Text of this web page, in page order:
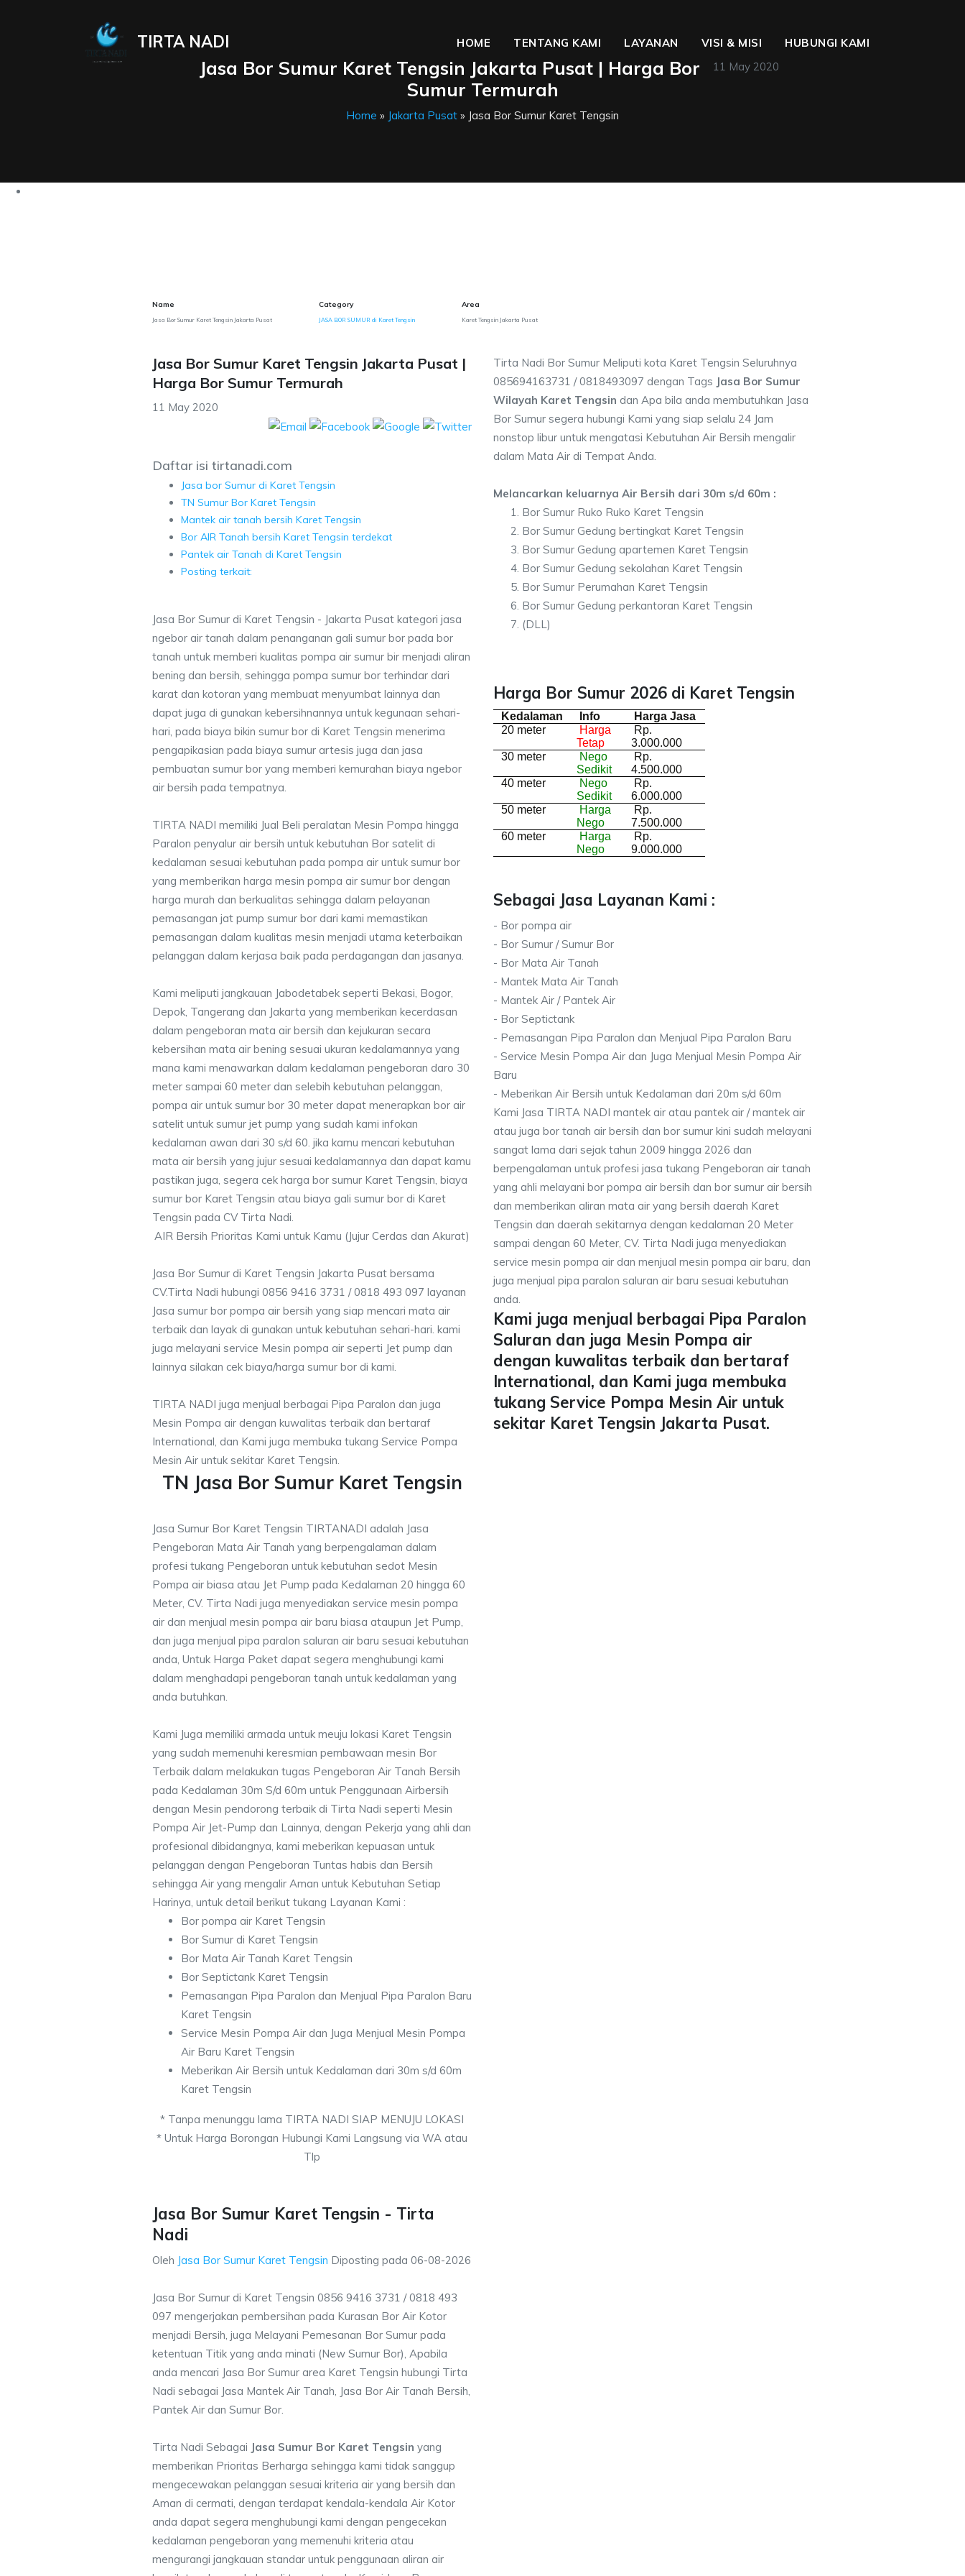
TIRTA NADI HOME TENTANG KAMI LAYANAN VISI & MISI
HUBUNGI KAMI
11 May 2020
Jasa Bor Sumur Karet Tengsin Jakarta Pusat | Harga Bor
Sumur Termurah
Home » Jakarta Pusat » Jasa Bor Sumur Karet Tengsin
Name
Jasa Bor Sumur Karet Tengsin Jakarta Pusat
Category
JASA BOR SUMUR di Karet Tengsin
Area
Karet Tengsin Jakarta Pusat
Jasa Bor Sumur Karet Tengsin Jakarta Pusat |
Harga Bor Sumur Termurah
11 May 2020
Daftar isi tirtanadi.com
Jasa bor Sumur di Karet Tengsin
TN Sumur Bor Karet Tengsin
Mantek air tanah bersih Karet Tengsin
Bor AIR Tanah bersih Karet Tengsin terdekat
Pantek air Tanah di Karet Tengsin
Posting terkait:
Jasa Bor Sumur di Karet Tengsin - Jakarta Pusat kategori jasa
ngebor air tanah dalam penanganan gali sumur bor pada bor
tanah untuk memberi kualitas pompa air sumur bir menjadi aliran
bening dan bersih, sehingga pompa sumur bor terhindar dari
karat dan kotoran yang membuat menyumbat lainnya dan
dapat juga di gunakan kebersihnannya untuk kegunaan sehari-
hari, pada biaya bikin sumur bor di Karet Tengsin menerima
pengapikasian pada biaya sumur artesis juga dan jasa
pembuatan sumur bor yang memberi kemurahan biaya ngebor
air bersih pada tempatnya.
TIRTA NADI memiliki Jual Beli peralatan Mesin Pompa hingga
Paralon penyalur air bersih untuk kebutuhan Bor satelit di
kedalaman sesuai kebutuhan pada pompa air untuk sumur bor
yang memberikan harga mesin pompa air sumur bor dengan
harga murah dan berkualitas sehingga dalam pelayanan
pemasangan jat pump sumur bor dari kami memastikan
pemasangan dalam kualitas mesin menjadi utama keterbaikan
pelanggan dalam kerjasa baik pada perdagangan dan jasanya.
Kami meliputi jangkauan Jabodetabek seperti Bekasi, Bogor,
Depok, Tangerang dan Jakarta yang memberikan kecerdasan
dalam pengeboran mata air bersih dan kejukuran secara
kebersihan mata air bening sesuai ukuran kedalamannya yang
mana kami menawarkan dalam kedalaman pengeboran daro 30
meter sampai 60 meter dan selebih kebutuhan pelanggan,
pompa air untuk sumur bor 30 meter dapat menerapkan bor air
satelit untuk sumur jet pump yang sudah kami infokan
kedalaman awan dari 30 s/d 60. jika kamu mencari kebutuhan
mata air bersih yang jujur sesuai kedalamannya dan dapat kamu
pastikan juga, segera cek harga bor sumur Karet Tengsin, biaya
sumur bor Karet Tengsin atau biaya gali sumur bor di Karet
Tengsin pada CV Tirta Nadi.
AIR Bersih Prioritas Kami untuk Kamu (Jujur Cerdas dan Akurat)
Jasa Bor Sumur di Karet Tengsin Jakarta Pusat bersama
CV.Tirta Nadi hubungi 0856 9416 3731 / 0818 493 097 layanan
Jasa sumur bor pompa air bersih yang siap mencari mata air
terbaik dan layak di gunakan untuk kebutuhan sehari-hari. kami
juga melayani service Mesin pompa air seperti Jet pump dan
lainnya silakan cek biaya/harga sumur bor di kami.
TIRTA NADI juga menjual berbagai Pipa Paralon dan juga
Mesin Pompa air dengan kuwalitas terbaik dan bertaraf
International, dan Kami juga membuka tukang Service Pompa
Mesin Air untuk sekitar Karet Tengsin.
TN Jasa Bor Sumur Karet Tengsin
Jasa Sumur Bor Karet Tengsin TIRTANADI adalah Jasa
Pengeboran Mata Air Tanah yang berpengalaman dalam
profesi tukang Pengeboran untuk kebutuhan sedot Mesin
Pompa air biasa atau Jet Pump pada Kedalaman 20 hingga 60
Meter, CV. Tirta Nadi juga menyediakan service mesin pompa
air dan menjual mesin pompa air baru biasa ataupun Jet Pump,
dan juga menjual pipa paralon saluran air baru sesuai kebutuhan
anda, Untuk Harga Paket dapat segera menghubungi kami
dalam menghadapi pengeboran tanah untuk kedalaman yang
anda butuhkan.
Kami Juga memiliki armada untuk meuju lokasi Karet Tengsin
yang sudah memenuhi keresmian pembawaan mesin Bor
Terbaik dalam melakukan tugas Pengeboran Air Tanah Bersih
pada Kedalaman 30m S/d 60m untuk Penggunaan Airbersih
dengan Mesin pendorong terbaik di Tirta Nadi seperti Mesin
Pompa Air Jet-Pump dan Lainnya, dengan Pekerja yang ahli dan
profesional dibidangnya, kami meberikan kepuasan untuk
pelanggan dengan Pengeboran Tuntas habis dan Bersih
sehingga Air yang mengalir Aman untuk Kebutuhan Setiap
Harinya, untuk detail berikut tukang Layanan Kami :
Bor pompa air Karet Tengsin
Bor Sumur di Karet Tengsin
Bor Mata Air Tanah Karet Tengsin
Bor Septictank Karet Tengsin
Pemasangan Pipa Paralon dan Menjual Pipa Paralon Baru
Karet Tengsin
Service Mesin Pompa Air dan Juga Menjual Mesin Pompa
Air Baru Karet Tengsin
Meberikan Air Bersih untuk Kedalaman dari 30m s/d 60m
Karet Tengsin
* Tanpa menunggu lama TIRTA NADI SIAP MENUJU LOKASI
* Untuk Harga Borongan Hubungi Kami Langsung via WA atau
Tlp
Tirta Nadi Bor Sumur Meliputi kota Karet Tengsin Seluruhnya
085694163731 / 0818493097 dengan Tags Jasa Bor Sumur
Wilayah Karet Tengsin dan Apa bila anda membutuhkan Jasa
Bor Sumur segera hubungi Kami yang siap selalu 24 Jam
nonstop libur untuk mengatasi Kebutuhan Air Bersih mengalir
dalam Mata Air di Tempat Anda.
Melancarkan keluarnya Air Bersih dari 30m s/d 60m :
Bor Sumur Ruko Ruko Karet Tengsin
Bor Sumur Gedung bertingkat Karet Tengsin
Bor Sumur Gedung apartemen Karet Tengsin
Bor Sumur Gedung sekolahan Karet Tengsin
Bor Sumur Perumahan Karet Tengsin
Bor Sumur Gedung perkantoran Karet Tengsin
(DLL)
Harga Bor Sumur 2026 di Karet Tengsin
Kedalaman Info
Harga Jasa
20 meter
Harga
Tetap
Rp.
3.000.000
30 meter
Nego
Sedikit
Rp.
4.500.000
40 meter
Nego
Sedikit
Rp.
6.000.000
50 meter
Harga
Nego
Rp.
7.500.000
60 meter
Harga
Nego
Rp.
9.000.000
Sebagai Jasa Layanan Kami :
- Bor pompa air
- Bor Sumur / Sumur Bor
- Bor Mata Air Tanah
- Mantek Mata Air Tanah
- Mantek Air / Pantek Air
- Bor Septictank
- Pemasangan Pipa Paralon dan Menjual Pipa Paralon Baru
- Service Mesin Pompa Air dan Juga Menjual Mesin Pompa Air
Baru
- Meberikan Air Bersih untuk Kedalaman dari 20m s/d 60m
Kami Jasa TIRTA NADI mantek air atau pantek air / mantek air
atau juga bor tanah air bersih dan bor sumur kini sudah melayani
sangat lama dari sejak tahun 2009 hingga 2026 dan
berpengalaman untuk profesi jasa tukang Pengeboran air tanah
yang ahli melayani bor pompa air bersih dan bor sumur air bersih
dan memberikan aliran mata air yang bersih daerah Karet
Tengsin dan daerah sekitarnya dengan kedalaman 20 Meter
sampai dengan 60 Meter, CV. Tirta Nadi juga menyediakan
service mesin pompa air dan menjual mesin pompa air baru, dan
juga menjual pipa paralon saluran air baru sesuai kebutuhan
anda.
Kami juga menjual berbagai Pipa Paralon
Saluran dan juga Mesin Pompa air
dengan kuwalitas terbaik dan bertaraf
International, dan Kami juga membuka
tukang Service Pompa Mesin Air untuk
sekitar Karet Tengsin Jakarta Pusat.
Jasa Bor Sumur Karet Tengsin - Tirta
Nadi
Oleh Jasa Bor Sumur Karet Tengsin Diposting pada 06-08-2026
Jasa Bor Sumur di Karet Tengsin 0856 9416 3731 / 0818 493
097 mengerjakan pembersihan pada Kurasan Bor Air Kotor
menjadi Bersih, juga Melayani Pemesanan Bor Sumur pada
ketentuan Titik yang anda minati (New Sumur Bor), Apabila
anda mencari Jasa Bor Sumur area Karet Tengsin hubungi Tirta
Nadi sebagai Jasa Mantek Air Tanah, Jasa Bor Air Tanah Bersih,
Pantek Air dan Sumur Bor.
Tirta Nadi Sebagai Jasa Sumur Bor Karet Tengsin yang
memberikan Prioritas Berharga sehingga kami tidak sanggup
mengecewakan pelanggan sesuai kriteria air yang bersih dan
Aman di cermati, dengan terdapat kendala-kendala Air Kotor
anda dapat segera menghubungi kami dengan pengecekan
kedalaman pengeboran yang memenuhi kriteria atau
mengurangi jangkauan standar untuk penggunaan aliran air